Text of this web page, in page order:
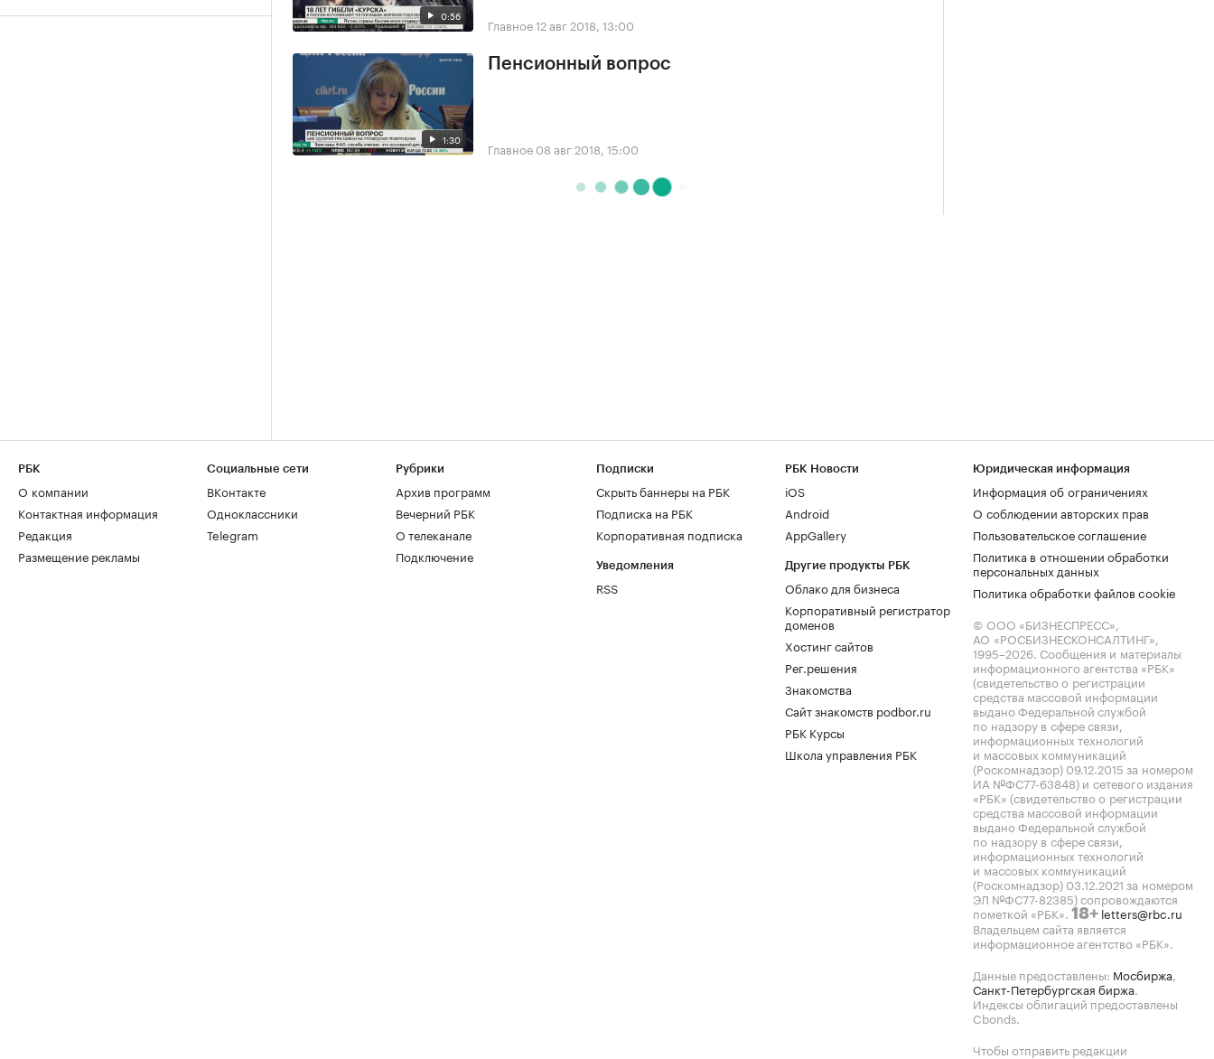
0:56 Главное12 авг 2018, 13:00
1:30
Пенсионный вопрос
Главное 08 авг 2018, 15:00
РБК
О компании
Контактная информация
Редакция
Размещение рекламы
Социальные сети
ВКонтакте
Одноклассники
Telegram
Рубрики
Архив программ
Вечерний РБК
О телеканале
Подключение
Подписки
Скрыть баннеры на РБК
Подписка на РБК
Корпоративная подписка
Уведомления
RSS
РБК Новости
iOS
Android
AppGallery
Другие продукты РБК
Облако для бизнеса
Корпоративный регистратор
доменов
Хостинг сайтов
Рег.решения
Знакомства
Сайт знакомств podbor.ru
РБК Курсы
Школа управления РБК
Юридическая информация
Информация об ограничениях
О соблюдении авторских прав
Пользовательское соглашение
Политика в отношении обработки
персональных данных
Политика обработки файлов cookie
© ООО «БИЗНЕСПРЕСС»,
АО «РОСБИЗНЕСКОНСАЛТИНГ»,
1995–2026. Сообщения и материалы
информационного агентства «РБК»
(свидетельство о регистрации
средства массовой информации
выдано Федеральной службой
по надзору в сфере связи,
информационных технологий
и массовых коммуникаций
(Роскомнадзор) 09.12.2015 за номером
ИА №ФС77-63848) и сетевого издания
«РБК» (свидетельство о регистрации
средства массовой информации
выдано Федеральной службой
по надзору в сфере связи,
информационных технологий
и массовых коммуникаций
(Роскомнадзор) 03.12.2021 за номером
ЭЛ №ФС77-82385) сопровождаются
пометкой «РБК». 18+ letters@rbc.ru
Владельцем сайта является
информационное агентство «РБК».
Данные предоставлены: Мосбиржа,
Санкт-Петербургская биржа.
Индексы облигаций предоставлены
Cbonds.
Чтобы отправить редакции